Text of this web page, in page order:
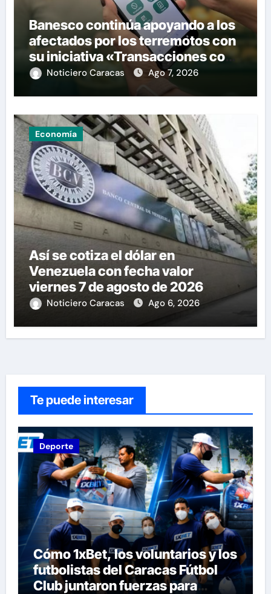
Banesco continúa apoyando a los
afectados por los terremotos con
su iniciativa «Transacciones con
propósito»
Noticiero Caracas Ago 7, 2026
Economía
Así se cotiza el dólar en
Venezuela con fecha valor
viernes 7 de agosto de 2026
Noticiero Caracas Ago 6, 2026
Te puede interesar
Deporte
Cómo 1xBet, los voluntarios y los
futbolistas del Caracas Fútbol
Club juntaron fuerzas para